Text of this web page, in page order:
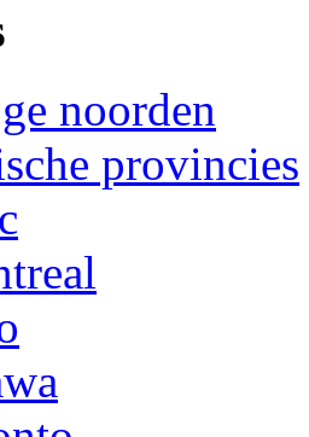
noorden
provincies